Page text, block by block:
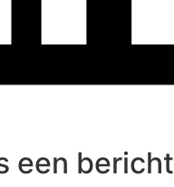
een bericht